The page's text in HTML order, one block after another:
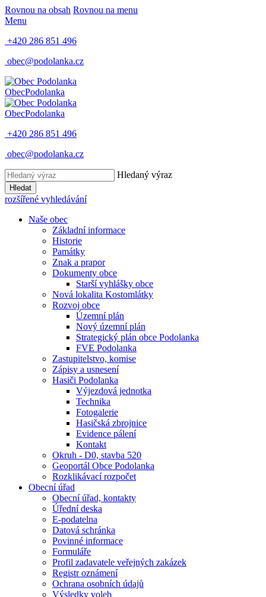
Rovnou na obsah Rovnou na menu
Menu
+420 286 851 496
obec@podolanka.cz
ObecPodolanka
ObecPodolanka
+420 286 851 496
obec@podolanka.cz
Hledaný výraz
Hledat
rozšířené vyhledávání
Naše obec
Základní informace
Historie
Památky
Znak a prapor
Dokumenty obce
Starší vyhlášky obce
Nová lokalita Kostomlátky
Rozvoj obce
Územní plán
Nový územní plán
Strategický plán obce Podolanka
FVE Podolanka
Zastupitelstvo, komise
Zápisy a usnesení
Hasiči Podolanka
Výjezdová jednotka
Technika
Fotogalerie
Hasičská zbrojnice
Evidence pálení
Kontakt
Okruh - D0, stavba 520
Geoportál Obce Podolanka
Rozklikávací rozpočet
Obecní úřad
Obecní úřad, kontakty
Úřední deska
E-podatelna
Datová schránka
Povinné informace
Formuláře
Profil zadavatele veřejných zakázek
Registr oznámení
Ochrana osobních údajů
Výsledky voleb